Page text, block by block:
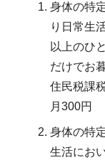
身体の特
り日常生
以上のひ
だけでお
住民税課
月300円
身体の特
生活にお